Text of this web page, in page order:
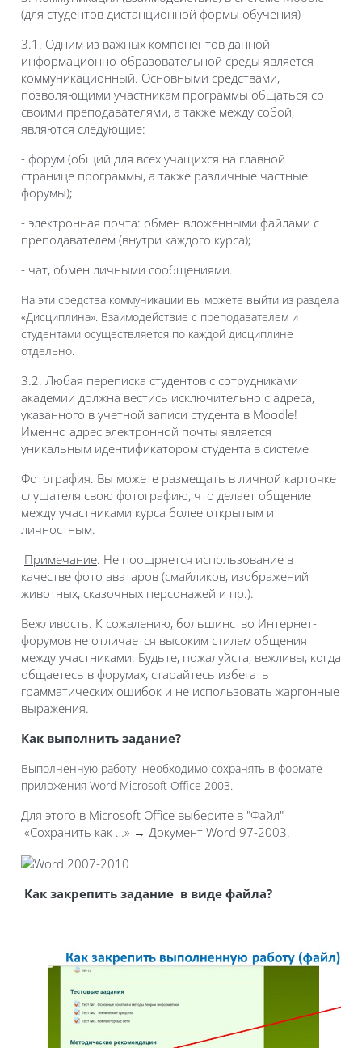
(для студентов дистанционной формы обучения)
3.1. Одним из важных компонентов данной
информационно-образовательной среды является
коммуникационный. Основными средствами,
позволяющими участникам программы общаться со
своими преподавателями, а также между собой,
являются следующие:
- форум (общий для всех учащихся на главной
странице программы, а также различные частные
форумы);
- электронная почта: обмен вложенными файлами с
преподавателем (внутри каждого курса);
- чат, обмен личными сообщениями.
На эти средства коммуникации вы можете выйти из раздела
«Дисциплина». Взаимодействие с преподавателем и
студентами осуществляется по каждой дисциплине
отдельно.
3.2. Любая переписка студентов с сотрудниками
академии должна вестись исключительно с адреса,
указанного в учетной записи студента в Moodle!
Именно адрес электронной почты является
уникальным идентификатором студента в системе
Фотография. Вы можете размещать в личной карточке
слушателя свою фотографию, что делает общение
между участниками курса более открытым и
личностным.
Примечание. Не поощряется использование в
качестве фото аватаров (смайликов, изображений
животных, сказочных персонажей и пр.).
Вежливость. К сожалению, большинство Интернет-
форумов не отличается высоким стилем общения
между участниками. Будьте, пожалуйста, вежливы, когда
общаетесь в форумах, старайтесь избегать
грамматических ошибок и не использовать жаргонные
выражения.
Как выполнить задание?
Выполненную работу необходимо сохранять в формате
приложения Word Microsoft Office 2003.
Для этого в Microsoft Office выберите в "Файл"
«Сохранить как …» → Документ Word 97-2003.
Как закрепить задание в виде файла?